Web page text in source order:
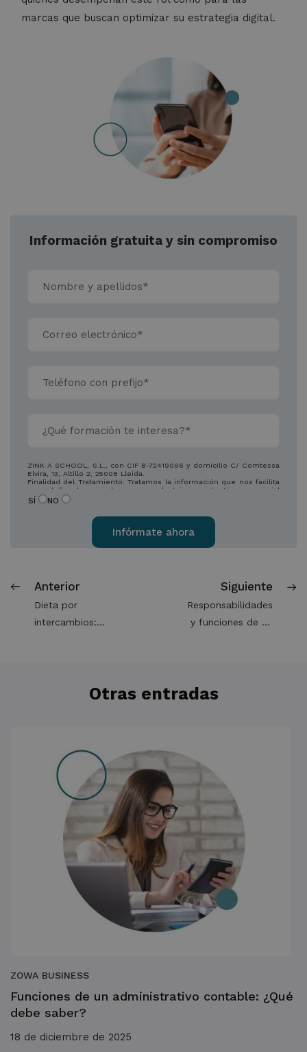
marcas que buscan optimizar su estrategia digital.
Información gratuita y sin compromiso
ZINK A SCHOOL, S.L., con CIF B-72419096 y domicilio C/ Comtessa
Elvira, 13, Altillo 2, 25008 Lleida.
Finalidad del Tratamiento: Tratamos la información que nos facilita
con el fin de enviarle correos electrónicos de tipo comercial
relacionado con los productos ofrecidos y otros tipos de
productos que fueran de su interés.
Legitimación del tratamiento: Consentimiento del interesado.
Derechos: Puede ejercitar sus derechos identificándose
suficientemente, dirigiéndose a la dirección
Para más información consulte nuestra Política de Privacidad.
SÍ NO
Anterior
Dieta por
intercambios:
Siguiente
Responsabilidades
y funciones de un
Otras entradas
ZOWA BUSINESS
Funciones de un administrativo contable: ¿Qué
debe saber?
18 de diciembre de 2025